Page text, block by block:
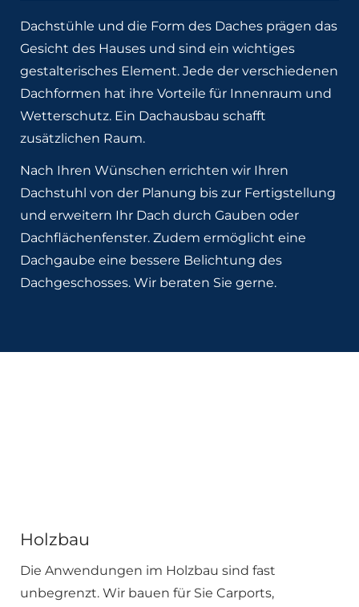
Dachstühle und die Form des Daches prägen das
Gesicht des Hauses und sind ein wichtiges
gestalterisches Element. Jede der verschiedenen
Dachformen hat ihre Vorteile für Innenraum und
Wetterschutz. Ein Dachausbau schafft
zusätzlichen Raum.
Nach Ihren Wünschen errichten wir Ihren
Dachstuhl von der Planung bis zur Fertigstellung
und erweitern Ihr Dach durch Gauben oder
Dachflächenfenster. Zudem ermöglicht eine
Dachgaube eine bessere Belichtung des
Dachgeschosses. Wir beraten Sie gerne.
Holzbau
Die Anwendungen im Holzbau sind fast
unbegrenzt. Wir bauen für Sie Carports,